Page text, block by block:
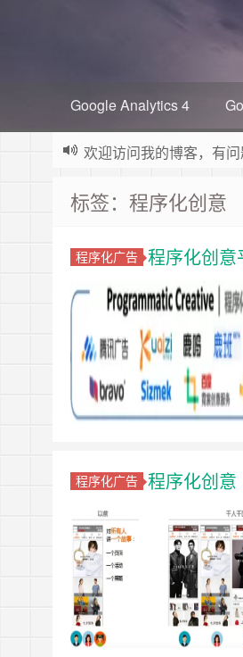
Google Analytics 4
欢迎访问我的博客，有
标签：程序化创意
程序化广告 程序化创意
程序化广告 程序化创意